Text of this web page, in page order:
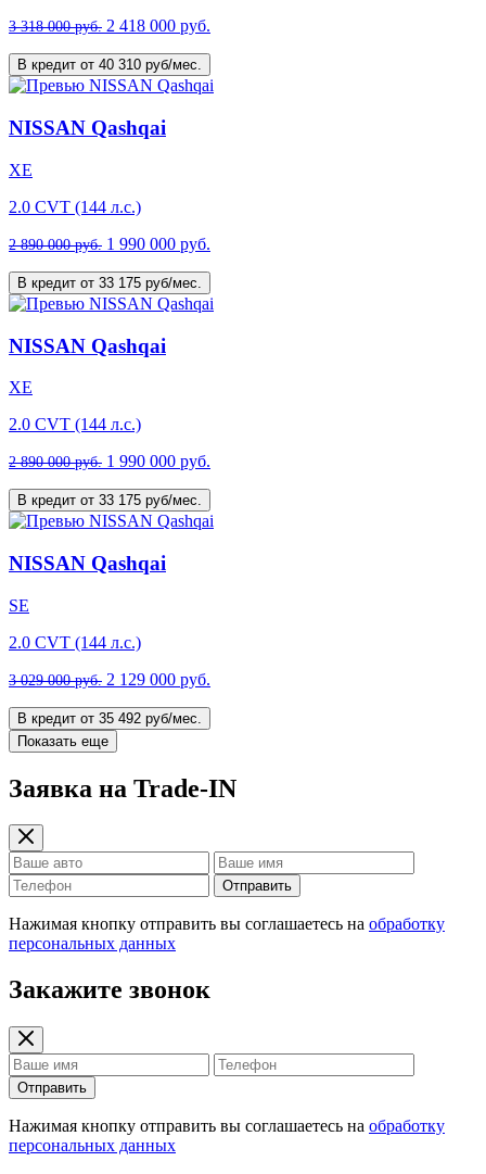
3 318 000 руб. 2 418 000 руб.
В кредит от 40 310 руб/мес.
NISSAN Qashqai
XE
2.0 CVT (144 л.с.)
2 890 000 руб. 1 990 000 руб.
В кредит от 33 175 руб/мес.
NISSAN Qashqai
XE
2.0 CVT (144 л.с.)
2 890 000 руб. 1 990 000 руб.
В кредит от 33 175 руб/мес.
NISSAN Qashqai
SE
2.0 CVT (144 л.с.)
3 029 000 руб. 2 129 000 руб.
В кредит от 35 492 руб/мес.
Показать еще
Заявка на Trade-IN
Отправить
Нажимая кнопку отправить вы соглашаетесь на обработку
персональных данных
Закажите звонок
Отправить
Нажимая кнопку отправить вы соглашаетесь на обработку
персональных данных